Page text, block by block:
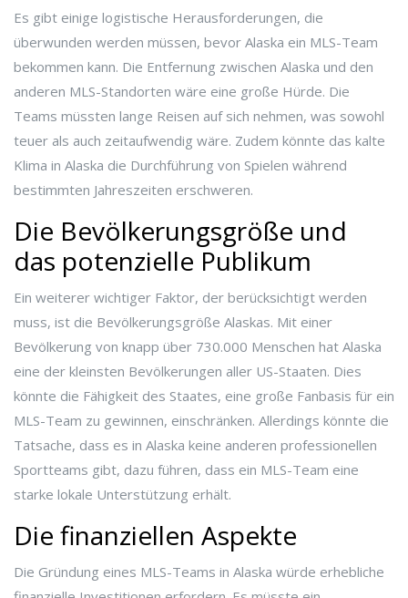
Es gibt einige logistische Herausforderungen, die
überwunden werden müssen, bevor Alaska ein MLS-Team
bekommen kann. Die Entfernung zwischen Alaska und den
anderen MLS-Standorten wäre eine große Hürde. Die
Teams müssten lange Reisen auf sich nehmen, was sowohl
teuer als auch zeitaufwendig wäre. Zudem könnte das kalte
Klima in Alaska die Durchführung von Spielen während
bestimmten Jahreszeiten erschweren.
Die Bevölkerungsgröße und
das potenzielle Publikum
Ein weiterer wichtiger Faktor, der berücksichtigt werden
muss, ist die Bevölkerungsgröße Alaskas. Mit einer
Bevölkerung von knapp über 730.000 Menschen hat Alaska
eine der kleinsten Bevölkerungen aller US-Staaten. Dies
könnte die Fähigkeit des Staates, eine große Fanbasis für ein
MLS-Team zu gewinnen, einschränken. Allerdings könnte die
Tatsache, dass es in Alaska keine anderen professionellen
Sportteams gibt, dazu führen, dass ein MLS-Team eine
starke lokale Unterstützung erhält.
Die finanziellen Aspekte
Die Gründung eines MLS-Teams in Alaska würde erhebliche